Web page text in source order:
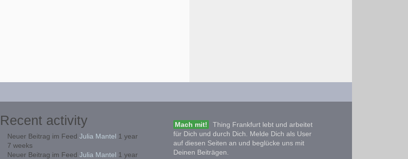
Recent activity
Neuer Beitrag im Feed Julia Mantel 1 year
7 weeks
Neuer Beitrag im Feed Julia Mantel 1 year
Mach mit!
Thing Frankfurt lebt und arbeitet
für Dich und durch Dich. Melde Dich als User
auf diesen Seiten an und beglücke uns mit
Deinen Beiträgen.